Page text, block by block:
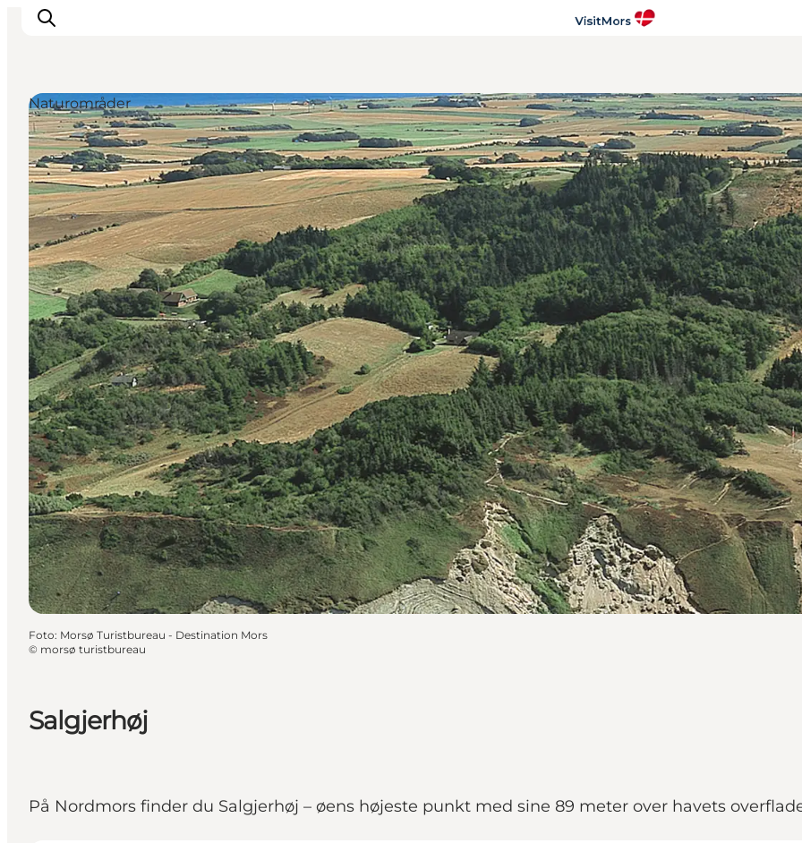
Aktiviteter
Oplevelser
Info om Mors
Overnatning
Pakketure / Ferieophold
Planlæg din tur
Salgjerhøj
På Nordmors finder du Salgjerhøj – øens højeste punkt med sine 89 meter over havets
Naturområder
Foto: Morsø Turistbureau - Destination Mors
© morsø turistbureau